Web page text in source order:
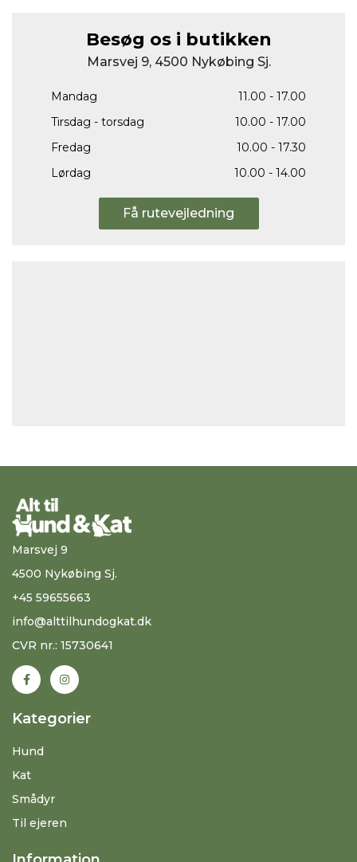
Besøg os i butikken
Marsvej 9, 4500 Nykøbing Sj.
Mandag
11.00 - 17.00
Tirsdag - torsdag
10.00 - 17.00
Fredag
10.00 - 17.30
Lørdag
10.00 - 14.00
Få rutevejledning
Marsvej 9
4500 Nykøbing Sj.
+45 59655663
info@alttilhundogkat.dk
CVR nr.: 15730641
Kategorier
Hund
Kat
Smådyr
Til ejeren